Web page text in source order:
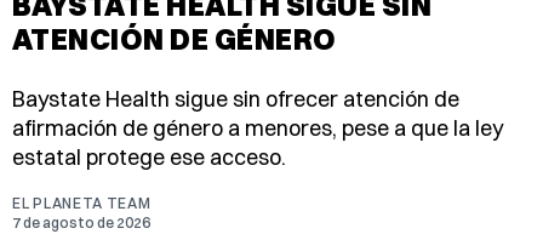
ATENCIÓN DE GÉNERO
Baystate Health sigue sin ofrecer atención de
afirmación de género a menores, pese a que la ley
estatal protege ese acceso.
EL PLANETA TEAM
7 de agosto de 2026